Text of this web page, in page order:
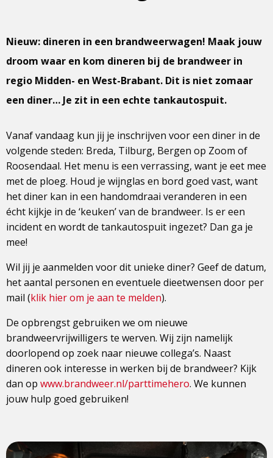
Nieuw: dineren in een brandweerwagen! Maak jouw
droom waar en kom dineren bij de brandweer in
regio Midden- en West-Brabant. Dit is niet zomaar
een diner… Je zit in een echte tankautospuit.
Vanaf vandaag kun jij je inschrijven voor een diner in de
volgende steden: Breda, Tilburg, Bergen op Zoom of
Roosendaal. Het menu is een verrassing, want je eet mee
met de ploeg. Houd je wijnglas en bord goed vast, want
het diner kan in een handomdraai veranderen in een
écht kijkje in de ‘keuken’ van de brandweer. Is er een
incident en wordt de tankautospuit ingezet? Dan ga je
mee!
Wil jij je aanmelden voor dit unieke diner? Geef de datum,
het aantal personen en eventuele dieetwensen door per
mail (klik hier om je aan te melden).
De opbrengst gebruiken we om nieuwe
brandweervrijwilligers te werven. Wij zijn namelijk
doorlopend op zoek naar nieuwe collega’s. Naast
dineren ook interesse in werken bij de brandweer? Kijk
dan op www.brandweer.nl/parttimehero. We kunnen
jouw hulp goed gebruiken!